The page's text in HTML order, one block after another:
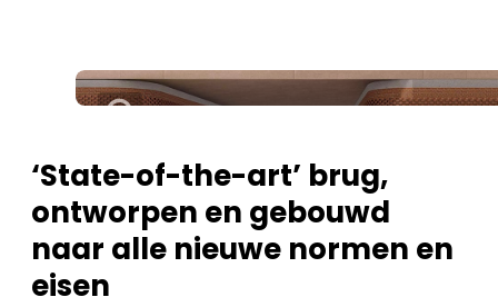
De Pen
‘State-of-the-art’ brug,
ontworpen en gebouwd
naar alle nieuwe normen en
eisen